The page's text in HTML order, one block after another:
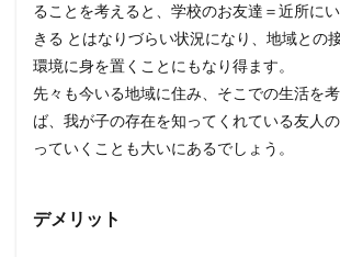
ることを考えると、学校のお友達＝近所に
きる とはなりづらい状況になり、地域との
環境に身を置くことにもなり得ます。
先々も今いる地域に住み、そこでの生活を
ば、我が子の存在を知ってくれている友人
っていくことも大いにあるでしょう。
デメリット